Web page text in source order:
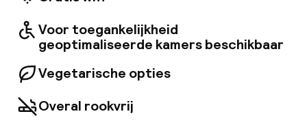
interieur, gelegen op het dak, waar gasten
kunnen genieten van uitstekende gerechten.
spa met massage, sauna en rustruimtes,
evenals een modern fitnesscentrum.
Voor toegankelijkheid
geoptimaliseerde kamers beschikbaar
Vegetarische opties
Overal rookvrij